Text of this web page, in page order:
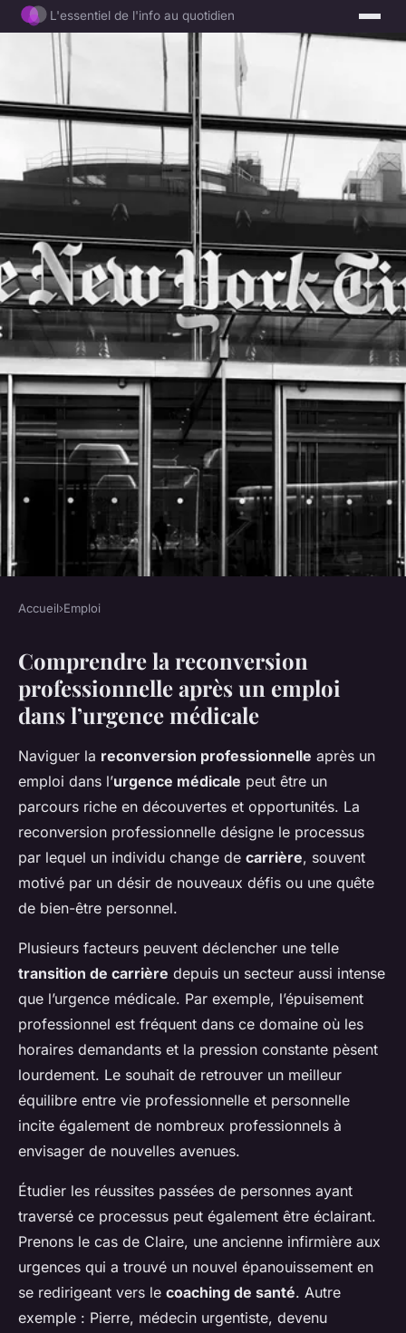
L'essentiel de l'info au quotidien
Reconversion professionnelle
suite à un emploi dans
l'urgence médicale
Victor•13 décembre 2024•6 min de lecture
Accueil›Emploi
Comprendre la reconversion
professionnelle après un emploi
dans l’urgence médicale
Naviguer la reconversion professionnelle après un
emploi dans l’urgence médicale peut être un
parcours riche en découvertes et opportunités. La
reconversion professionnelle désigne le processus
par lequel un individu change de carrière, souvent
motivé par un désir de nouveaux défis ou une quête
de bien-être personnel.
Plusieurs facteurs peuvent déclencher une telle
transition de carrière depuis un secteur aussi intense
que l’urgence médicale. Par exemple, l’épuisement
professionnel est fréquent dans ce domaine où les
horaires demandants et la pression constante pèsent
lourdement. Le souhait de retrouver un meilleur
équilibre entre vie professionnelle et personnelle
incite également de nombreux professionnels à
envisager de nouvelles avenues.
Étudier les réussites passées de personnes ayant
traversé ce processus peut également être éclairant.
Prenons le cas de Claire, une ancienne infirmière aux
urgences qui a trouvé un nouvel épanouissement en
se redirigeant vers le coaching de santé. Autre
exemple : Pierre, médecin urgentiste, devenu